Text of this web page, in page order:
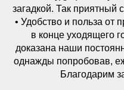
загадкой. Так приятный
• Удобство и польза от
в конце уходящего
доказана наши
однажды попробовав,
Благодарим